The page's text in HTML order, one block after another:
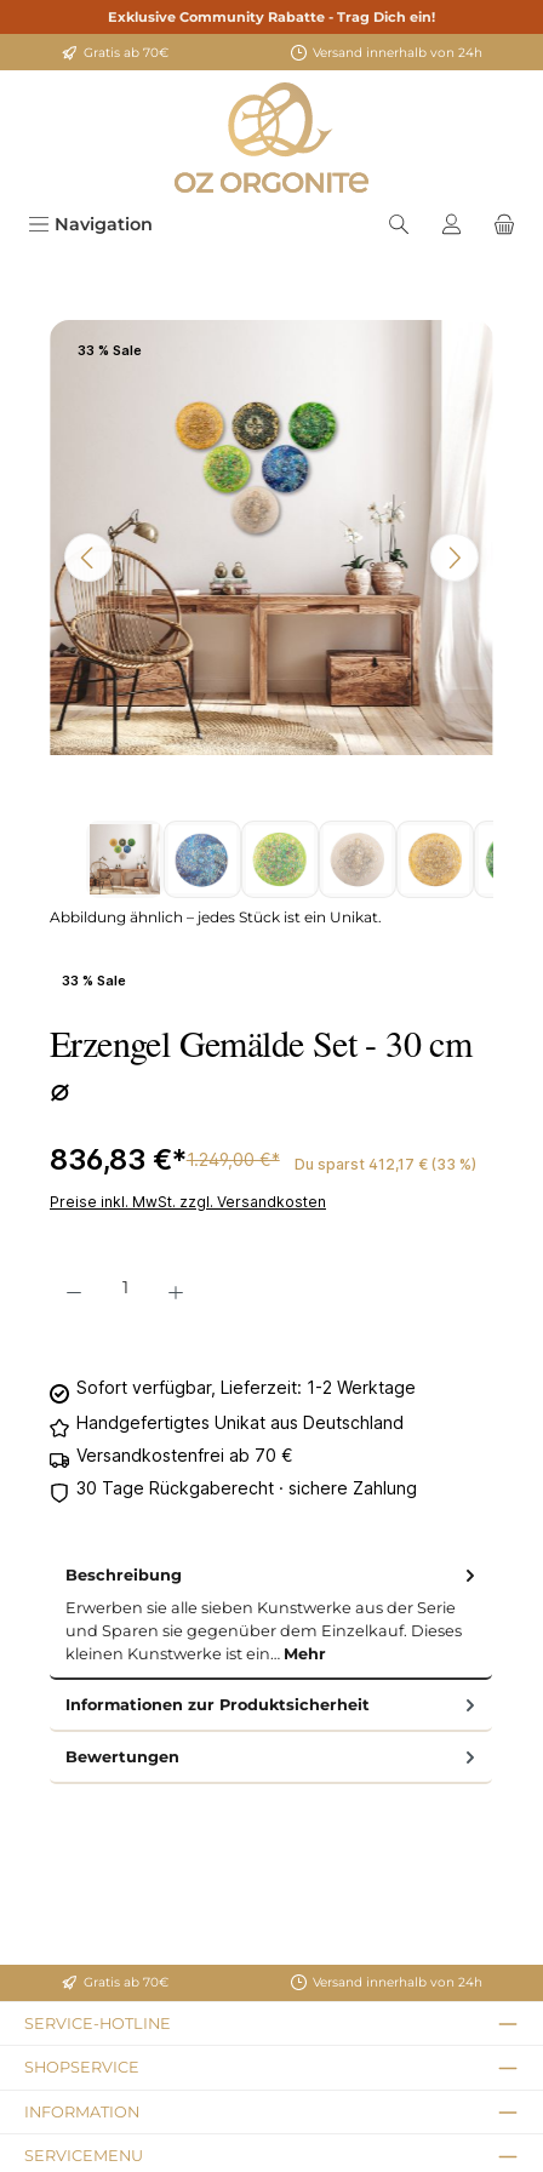
springenExklusive Community Rabatte - Trag Dich ein!
Gratis ab 70€ Versand innerhalb von 24h
Navigation
Bildergalerie überspringen
33 % Sale
Abbildung ähnlich – jedes Stück ist ein Unikat.
33 % Sale
Erzengel Gemälde Set - 30 cm
⌀
836,83 €*1.249,00 €* Du sparst 412,17 € (33 %)
Preise inkl. MwSt. zzgl. Versandkosten
Sofort verfügbar, Lieferzeit: 1-2 Werktage
Handgefertigtes Unikat aus Deutschland
Versandkostenfrei ab 70 €
30 Tage Rückgaberecht · sichere Zahlung
Beschreibung
Erwerben sie alle sieben Kunstwerke aus der Serie
und Sparen sie gegenüber dem Einzelkauf. Dieses
kleinen Kunstwerke ist ein… Mehr
Informationen zur Produktsicherheit
Bewertungen
Gratis ab 70€ Versand innerhalb von 24h
SERVICE-HOTLINE
SHOPSERVICE
INFORMATION
SERVICEMENU